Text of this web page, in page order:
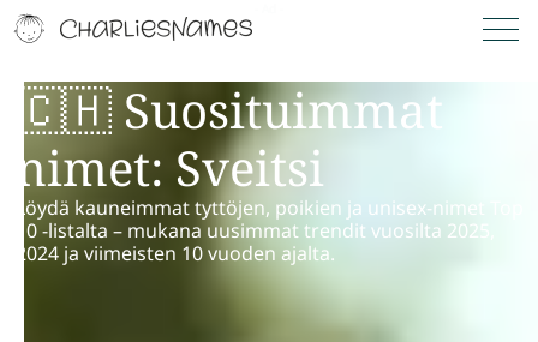
🇨🇭 Suosituimmat
nimet: Sveitsi
Löydä kauneimmat tyttöjen, poikien ja unisex-nimet Top
10 -listalta – mukana uusimmat trendit vuosilta 2025,
2024 ja viimeisten 10 vuoden ajalta.